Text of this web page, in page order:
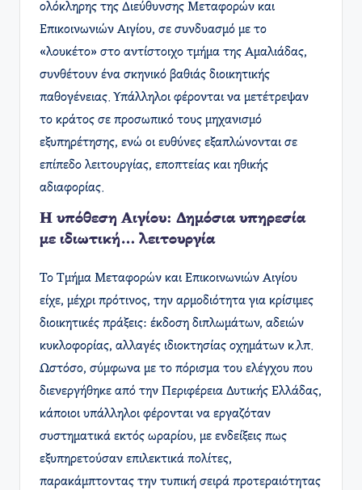
ολόκληρης της Διεύθυνσης Μεταφορών και
Επικοινωνιών Αιγίου, σε συνδυασμό με το
«λουκέτο» στο αντίστοιχο τμήμα της Αμαλιάδας,
συνθέτουν ένα σκηνικό βαθιάς διοικητικής
παθογένειας. Υπάλληλοι φέρονται να μετέτρεψαν
το κράτος σε προσωπικό τους μηχανισμό
εξυπηρέτησης, ενώ οι ευθύνες εξαπλώνονται σε
επίπεδο λειτουργίας, εποπτείας και ηθικής
αδιαφορίας.
Η υπόθεση Αιγίου: Δημόσια υπηρεσία
με ιδιωτική… λειτουργία
Το Τμήμα Μεταφορών και Επικοινωνιών Αιγίου
είχε, μέχρι πρότινος, την αρμοδιότητα για κρίσιμες
διοικητικές πράξεις: έκδοση διπλωμάτων, αδειών
κυκλοφορίας, αλλαγές ιδιοκτησίας οχημάτων κ.λπ.
Ωστόσο, σύμφωνα με το πόρισμα του ελέγχου που
διενεργήθηκε από την Περιφέρεια Δυτικής Ελλάδας,
κάποιοι υπάλληλοι φέρονται να εργαζόταν
συστηματικά εκτός ωραρίου, με ενδείξεις πως
εξυπηρετούσαν επιλεκτικά πολίτες,
παρακάμπτοντας την τυπική σειρά προτεραιότητας